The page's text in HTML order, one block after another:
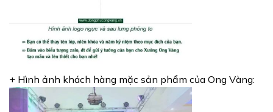
+ Hình ảnh khách hàng mặc sản phẩm của Ong Vàng: